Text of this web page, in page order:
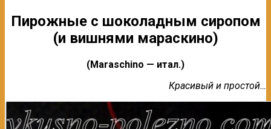
Пирожные с шоколадным сиропом
(и вишнями мараскино)
(Maraschino — итaл.)
Красивый и простой…